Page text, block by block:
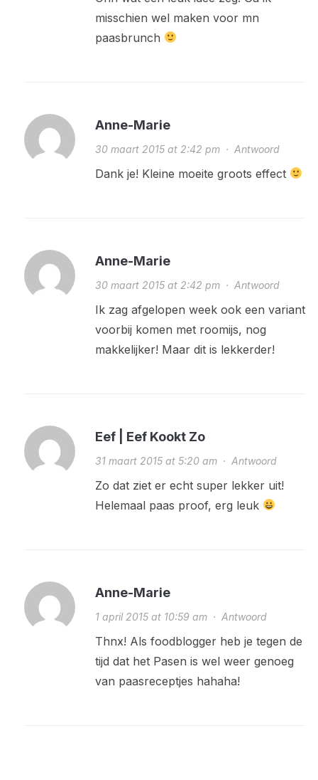
misschien wel maken voor mn
paasbrunch
Anne-Marie
30 maart 2015 at 2:42 pm· Antwoord
Dank je! Kleine moeite groots effect
Anne-Marie
30 maart 2015 at 2:42 pm· Antwoord
Ik zag afgelopen week ook een variant
voorbij komen met roomijs, nog
makkelijker! Maar dit is lekkerder!
Eef | Eef Kookt Zo
31 maart 2015 at 5:20 am· Antwoord
Zo dat ziet er echt super lekker uit!
Helemaal paas proof, erg leuk
Anne-Marie
1 april 2015 at 10:59 am· Antwoord
Thnx! Als foodblogger heb je tegen de
tijd dat het Pasen is wel weer genoeg
van paasreceptjes hahaha!